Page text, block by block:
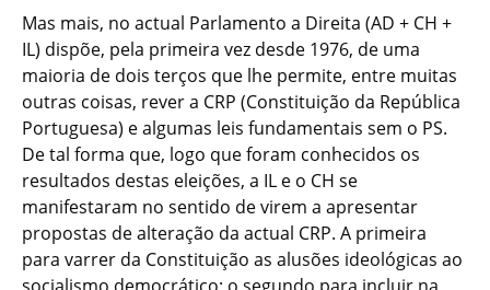
Mas mais, no actual Parlamento a Direita (AD + CH +
IL) dispõe, pela primeira vez desde 1976, de uma
maioria de dois terços que lhe permite, entre muitas
outras coisas, rever a CRP (Constituição da República
Portuguesa) e algumas leis fundamentais sem o PS.
De tal forma que, logo que foram conhecidos os
resultados destas eleições, a IL e o CH se
manifestaram no sentido de virem a apresentar
propostas de alteração da actual CRP. A primeira
para varrer da Constituição as alusões ideológicas ao